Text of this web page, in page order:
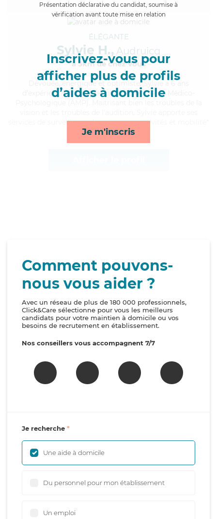
Présentation déclarative du candidat, soumise à
vérification avant toute mise en relation
Inscrivez-vous pour
afficher plus de profils
d’aides à domicile
Je m'inscris
ÉLÉGANTE
Sylvie H., Audruicq
à 5km de chez Vous
, énergique et optimiste, Sylvie a 6 ans
d'expérience et possède un diplôme d'Aide Médico-
services de surveillance de nuit, repas, activités et mobilité*
Comment pouvons-
nous vous aider ?
Avec un réseau de plus de 180 000 professionnels,
Click&Care sélectionne pour vous les meilleurs
candidats pour votre maintien à domicile ou vos
besoins de recrutement en établissement.
Nos conseillers vous accompagnent 7/7
Je recherche
Une aide à domicile
Du personnel pour mon établissement
Un emploi